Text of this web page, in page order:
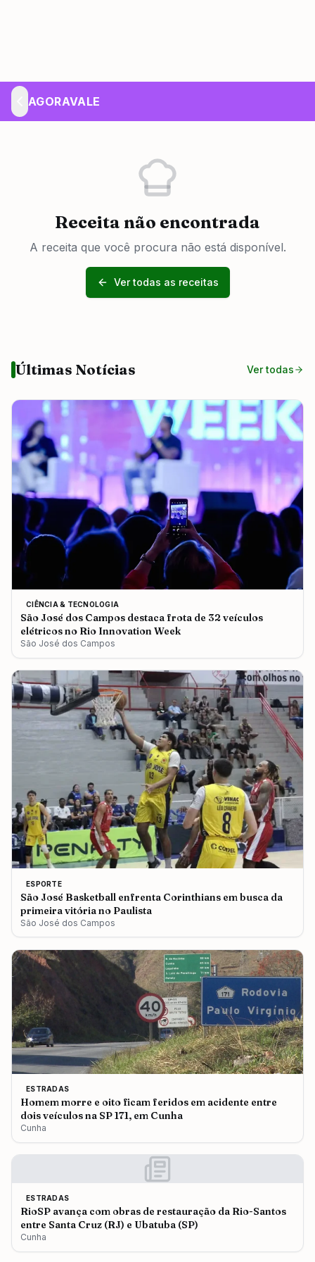
AGORAVALE
Receita não encontrada
A receita que você procura não está disponível.
Ver todas as receitas
Últimas Notícias Ver todas
CIÊNCIA & TECNOLOGIA
São José dos Campos destaca frota de 32 veículos
elétricos no Rio Innovation Week
São José dos Campos
ESPORTE
São José Basketball enfrenta Corinthians em busca da
primeira vitória no Paulista
São José dos Campos
ESTRADAS
Homem morre e oito ficam feridos em acidente entre
dois veículos na SP 171, em Cunha
Cunha
ESTRADAS
RioSP avança com obras de restauração da Rio-Santos
entre Santa Cruz (RJ) e Ubatuba (SP)
Cunha